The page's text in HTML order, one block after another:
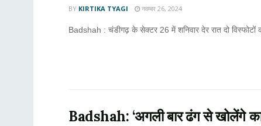
BY KIRTIKA TYAGI नवम्बर 26, 2024
Badshah : चंडीगढ़ के सेक्टर 26 में शनिवार देर रात दो विस्फोटों
Badshah: ‘अगली बार ढंग से खोलेंगे